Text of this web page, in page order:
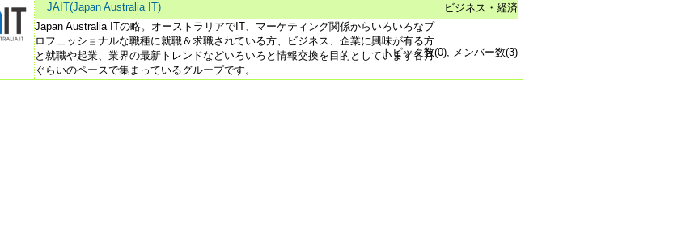
JAIT(Japan Australia IT)
ビジネス・経済
Japan Australia ITの略。オーストラリアでIT、マーケティング関係からいろいろなプ
ロフェッショナルな職種に就職＆求職されている方、ビジネス、企業に興味が有る方
と就職や起業、業界の最新トレンドなどいろいろと情報交換を目的としています各月
ぐらいのペースで集まっているグループです。
トピック数(0), メンバー数(3)